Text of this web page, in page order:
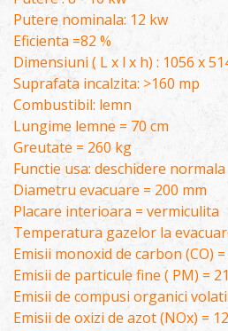
Putere nominala: 12 kw
Eficienta =82 %
Dimensiuni ( L x l x h) : 1056 x
Suprafata incalzita: >160 mp
Combustibil: lemn
Lungime lemne = 70 cm
Greutate = 260 kg
Functie usa: deschidere normala
Diametru evacuare = 200 mm
Placare interioara = vermiculita
Temperatura gazelor la
Emisii monoxid de carbon (CO)
Emisii de particule fine ( PM) =
Emisii de compusi organici
Emisii de oxizi de azot (NOx) =